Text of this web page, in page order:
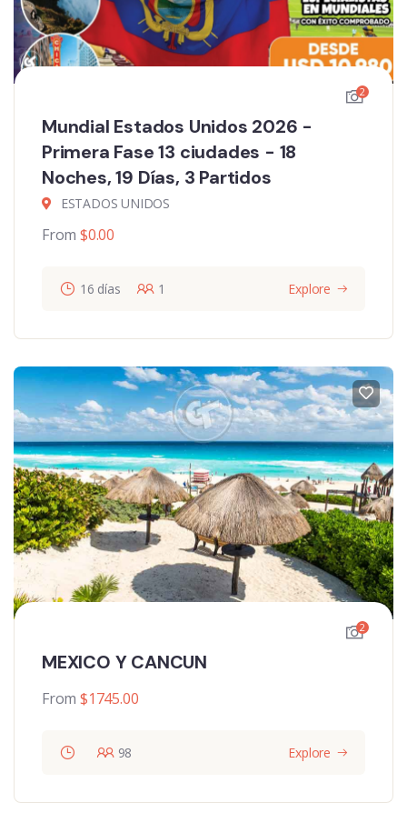
2
Mundial Estados Unidos 2026 -
Primera Fase 13 ciudades - 18
Noches, 19 Días, 3 Partidos
ESTADOS UNIDOS
From $0.00
16 días 1 Explore
2
MEXICO Y CANCUN
From $1745.00
98 Explore